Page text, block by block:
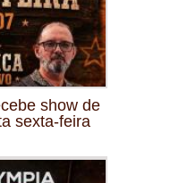
show de
sexta-feira